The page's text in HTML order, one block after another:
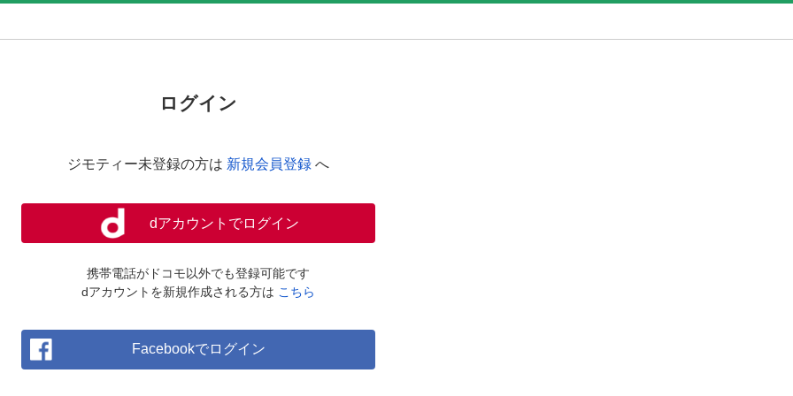
ログイン
ジモティー未登録の方は 新規会員登録 へ
dアカウントでログイン
携帯電話がドコモ以外でも登録可能です
dアカウントを新規作成される方は こちら
Facebookでログイン